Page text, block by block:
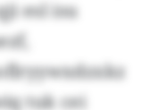
esl isu
tuk cei